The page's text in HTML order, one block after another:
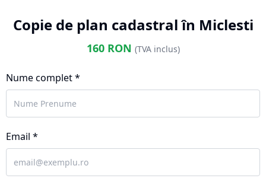
Copie de plan cadastral în Miclesti
160RON (TVA inclus)
Nume complet *
Email *